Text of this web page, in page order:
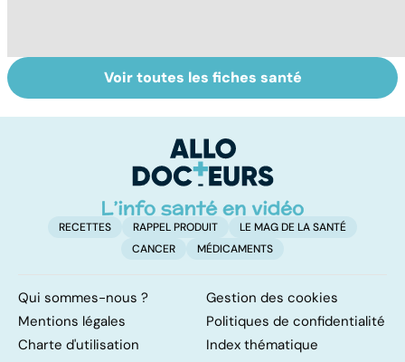
osseuse : des
La
drépanocytose,
globules rouges
Voir toutes les fiches santé
RECETTES RAPPEL PRODUIT
LE MAG DE LA SANTÉ
CANCER
MÉDICAMENTS
Qui sommes-nous ?
Gestion des cookies
Mentions légales
Politiques de confidentialité
Charte d'utilisation
Index thématique